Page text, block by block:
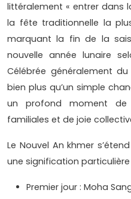
littéralement « entrer dans
la fête traditionnelle la
marquant la fin de la
nouvelle année lunaire
Célébrée généralement
bien plus qu’un simple
un profond moment de
familiales et de joie
Le Nouvel An khmer
une signification particulière
Premier jour : Moha